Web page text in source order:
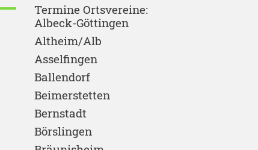
Termine Ortsvereine:
Albeck-Göttingen
Altheim/Alb
Asselfingen
Ballendorf
Beimerstetten
Bernstadt
Börslingen